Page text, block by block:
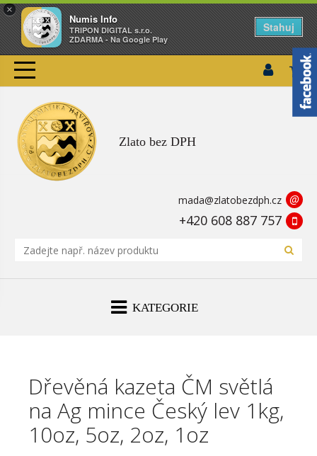
×
Numis Info
TRIPON DIGITAL s.r.o.
ZDARMA - Na Google Play
Stahuj
Zlato bez DPH
mada@zlatobezdph.cz @
+420 608 887 757
KATEGORIE
Dřevěná kazeta ČM světlá
na Ag mince Český lev 1kg,
10oz, 5oz, 2oz, 1oz